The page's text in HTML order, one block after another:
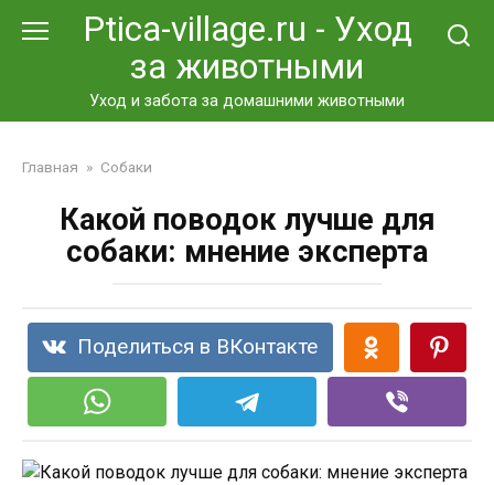
Ptica-village.ru - Уход
за животными
Уход и забота за домашними животными
Главная » Собаки
Какой поводок лучше для
собаки: мнение эксперта
Поделиться в ВКонтакте